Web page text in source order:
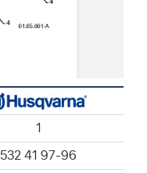
1
532 41 97-96